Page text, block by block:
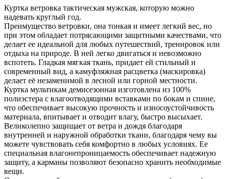
4 442.99руб.
Нет в наличии
Нашли дешевле?
Хочу в подарок
Описание
Как купить
Оплата